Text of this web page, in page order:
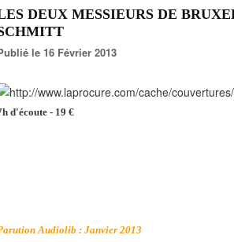
DEUX MESSIEURS DE
Publié le 16 Février 2013
d'écoute - 19 €
Audiolib : Janvier 2013